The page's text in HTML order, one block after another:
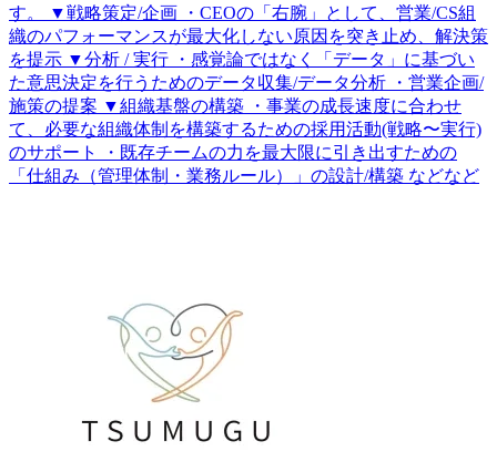
す。 ▼戦略策定/企画 ・CEOの「右腕」として、営業/CS組
織のパフォーマンスが最大化しない原因を突き止め、解決策
を提示 ▼分析 / 実行 ・感覚論ではなく「データ」に基づい
た意思決定を行うためのデータ収集/データ分析 ・営業企画/
施策の提案 ▼組織基盤の構築 ・事業の成長速度に合わせ
て、必要な組織体制を構築するための採用活動(戦略〜実行)
のサポート ・既存チームの力を最大限に引き出すための
「仕組み（管理体制・業務ルール）」の設計/構築 などなど